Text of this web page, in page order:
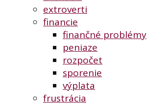
extroverti
financie
finančné problémy
peniaze
rozpočet
sporenie
výplata
frustrácia